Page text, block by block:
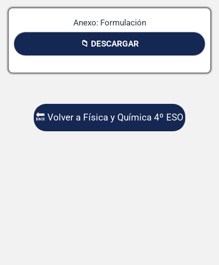
Anexo: Formulación
📁 DESCARGAR
🔙 Volver a Física y Química 4º ESO